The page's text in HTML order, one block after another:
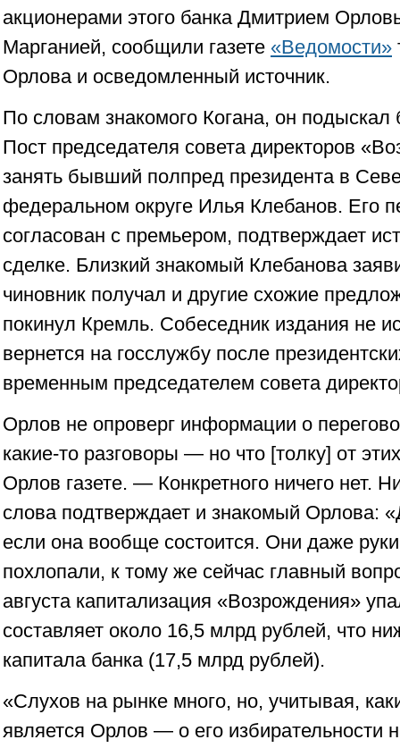
акционерами этого банка Дмитрием
Марганией, сообщили газете «Ведомости»
Орлова и осведомленный источник.
По словам знакомого Когана, он подыскал
Пост председателя совета директоров
занять бывший полпред президента в
федеральном округе Илья Клебанов. Его
согласован с премьером, подтверждает
сделке. Близкий знакомый Клебанова
чиновник получал и другие схожие
покинул Кремль. Собеседник издания не
вернется на госслужбу после
временным председателем совета
Орлов не опроверг информации о
какие-то разговоры — но что [толку] от
Орлов газете. — Конкретного ничего нет.
слова подтверждает и знакомый Орлова:
если она вообще состоится. Они даже
похлопали, к тому же сейчас главный
августа капитализация «Возрождения»
составляет около 16,5 млрд рублей, что
капитала банка (17,5 млрд рублей).
«Слухов на рынке много, но, учитывая,
является Орлов — о его избирательности